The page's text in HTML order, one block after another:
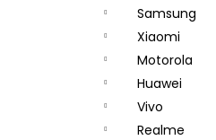
Samsung
Xiaomi
Motorola
Huawei
Vivo
Realme